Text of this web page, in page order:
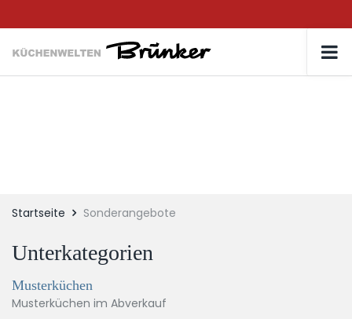
Startseite Sonderangebote
Unterkategorien
Musterküchen
Musterküchen im Abverkauf